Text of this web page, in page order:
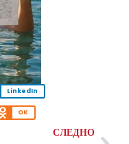
LinkedIn
OK
СЛЕДНО